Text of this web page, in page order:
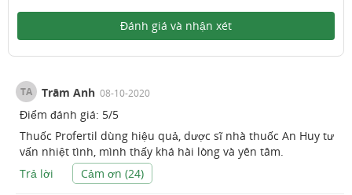
Đánh giá và nhận xét
TA Trâm Anh 08-10-2020
Điểm đánh giá: 5/5
Thuốc Profertil dùng hiệu quả, dược sĩ nhà thuốc An Huy tư
vấn nhiệt tình, mình thấy khá hài lòng và yên tâm.
Trả lời
Cảm ơn (24)